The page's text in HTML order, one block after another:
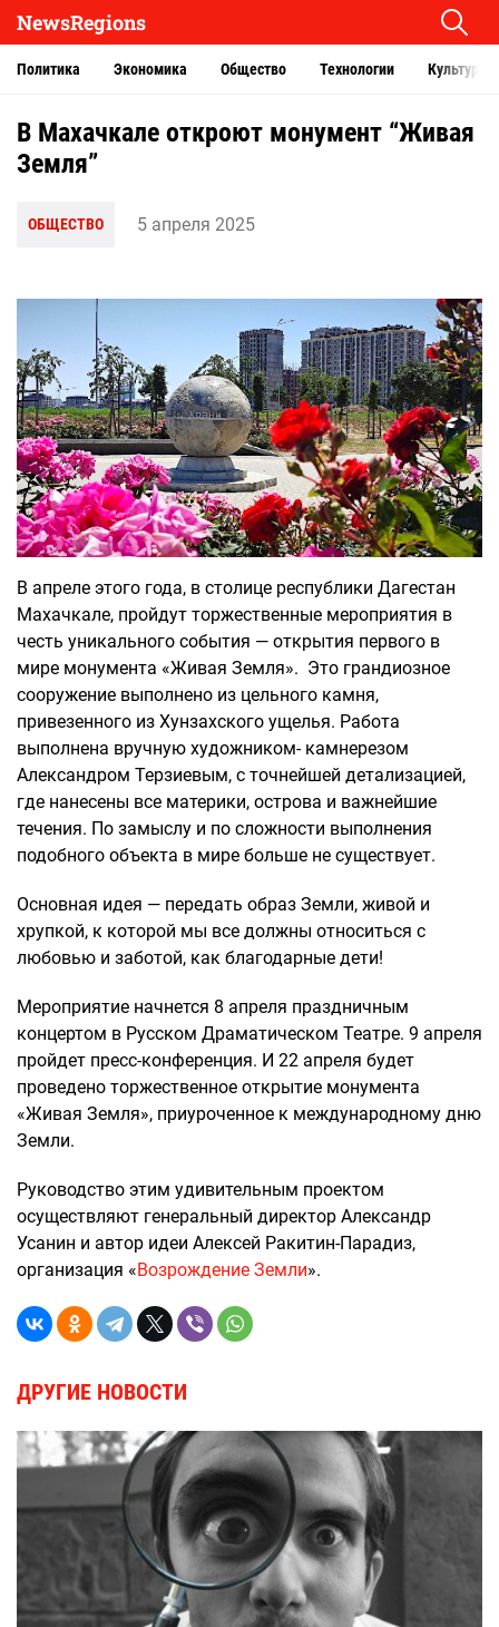
NewsRegions
Политика Экономика Общество Технологии Культура
В Махачкале откроют монумент “Живая
Земля”
ОБЩЕСТВО 5 апреля 2025
В апреле этого года, в столице республики Дагестан
Махачкале, пройдут торжественные мероприятия в
честь уникального события — открытия первого в
мире монумента «Живая Земля». Это грандиозное
сооружение выполнено из цельного камня,
привезенного из Хунзахского ущелья. Работа
выполнена вручную художником- камнерезом
Александром Терзиевым, с точнейшей детализацией,
где нанесены все материки, острова и важнейшие
течения. По замыслу и по сложности выполнения
подобного объекта в мире больше не существует.
Основная идея — передать образ Земли, живой и
хрупкой, к которой мы все должны относиться с
любовью и заботой, как благодарные дети!
Мероприятие начнется 8 апреля праздничным
концертом в Русском Драматическом Театре. 9 апреля
пройдет пресс-конференция. И 22 апреля будет
проведено торжественное открытие монумента
«Живая Земля», приуроченное к международному дню
Земли.
Руководство этим удивительным проектом
осуществляют генеральный директор Александр
Усанин и автор идеи Алексей Ракитин-Парадиз,
организация «Возрождение Земли».
ДРУГИЕ НОВОСТИ